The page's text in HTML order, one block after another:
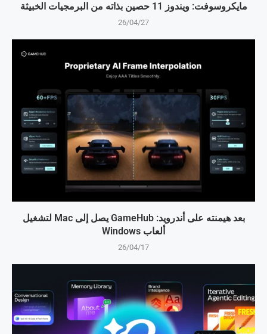
مايكروسوفت: ويندوز 11 حصين بذاته من البرمجيات الخبيثة
26/04/27
بعد هيمنته على أندرويد: GameHub يصل إلى Mac لتشغيل
ألعاب Windows
26/04/17